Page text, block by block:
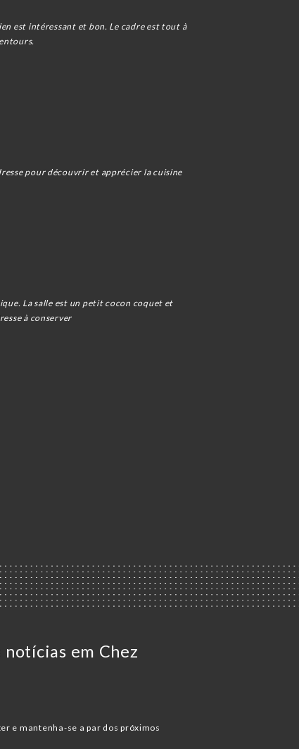
est intéressant et bon. Le cadre est tout à
pour découvrir et apprécier la cuisine
La salle est un petit cocon coquet et
à conserver
em Chez
e mantenha-se a par dos próximos